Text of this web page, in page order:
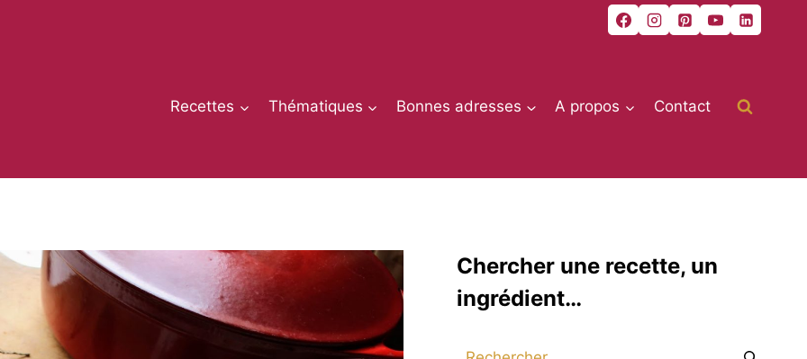
Recettes Thématiques Bonnes adresses A propos Contact
Chercher une recette, un
ingrédient…
Rechercher